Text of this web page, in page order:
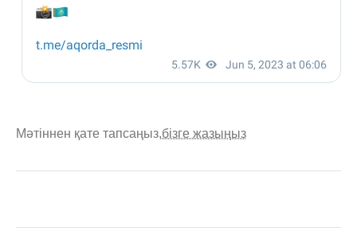
Мәтіннен қате тапсаңыз,бізге жазыңыз